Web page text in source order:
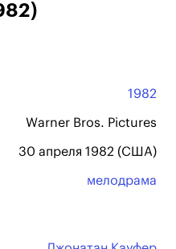
1982
Warner Bros. Pictures
30 апреля 1982 (США)
мелодрама